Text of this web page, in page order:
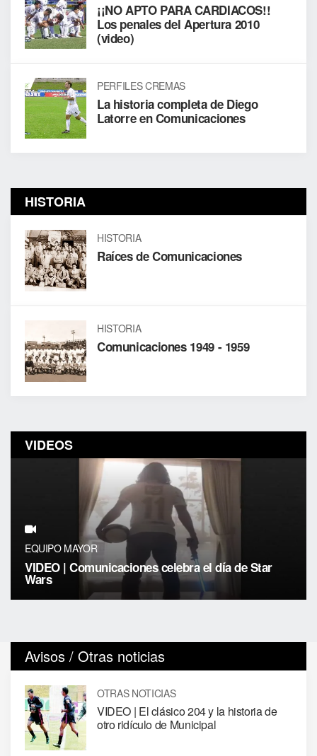
¡¡NO APTO PARA CARDIACOS!!
Los penales del Apertura 2010
(video)
PERFILES CREMAS
La historia completa de Diego
Latorre en Comunicaciones
HISTORIA
HISTORIA
Raíces de Comunicaciones
HISTORIA
Comunicaciones 1949 - 1959
VIDEOS
EQUIPO MAYOR
VIDEO | Comunicaciones celebra el día de Star
Wars
Avisos / Otras noticias
OTRAS NOTICIAS
VIDEO | El clásico 204 y la historia de
otro ridículo de Municipal